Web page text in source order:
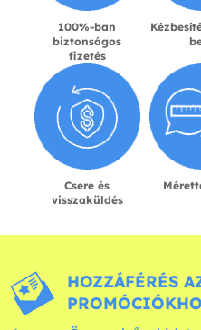
100%-ban
biztonságos
fizetés
Csere és
visszaküldés
HOZZÁFÉRÉS